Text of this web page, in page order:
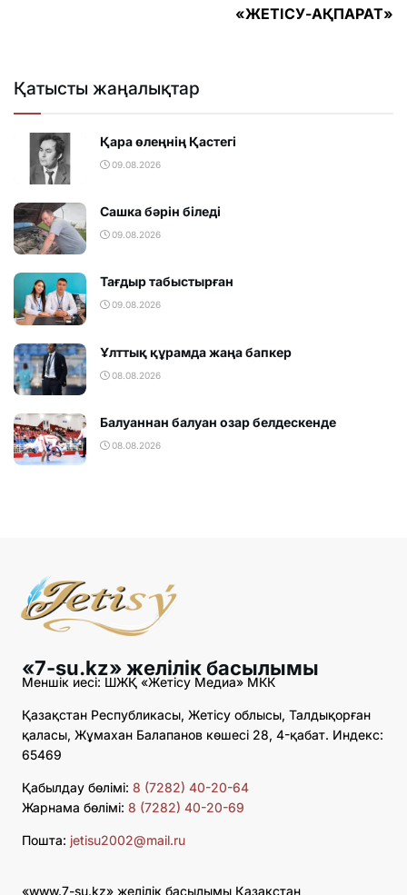
«ЖЕТІСУ-АҚПАРАТ»
Қатысты жаңалықтар
Қара өлеңнің Қастегі
09.08.2026
Сашка бәрін біледі
09.08.2026
Тағдыр табыстырған
09.08.2026
Ұлттық құрамда жаңа бапкер
08.08.2026
Балуаннан балуан озар белдескенде
08.08.2026
«7-su.kz» желілік басылымы
Меншік иесі: ШЖҚ «Жетісу Медиа» МКК
Қазақстан Республикасы, Жетісу облысы, Талдықорған
қаласы, Жұмахан Балапанов көшесі 28, 4-қабат. Индекс:
65469
Қабылдау бөлімі: 8 (7282) 40-20-64
Жарнама бөлімі: 8 (7282) 40-20-69
Пошта: jetisu2002@mail.ru
«www.7-su.kz» желілік басылымы Қазақстан